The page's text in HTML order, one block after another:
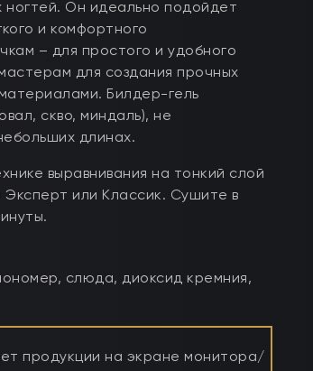
ногтей. Он идеально подойдет
и комфортного
– для простого и удобного
для создания прочных
Билдер-гель
скво, миндаль), не
длинах.
выравнивания на тонкий слой
Эксперт или Классик. Сушите в
слюда, диоксид кремния,
продукции на экране монитора/